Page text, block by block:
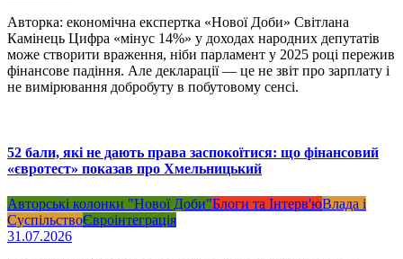
Авторка: економічна експертка «Нової Доби» Світлана
Камінець Цифра «мінус 14%» у доходах народних депутатів
може створити враження, ніби парламент у 2025 році пережив
фінансове падіння. Але декларації — це не звіт про зарплату і
не вимірювання добробуту в побутовому сенсі.
52 бали, які не дають права заспокоїтися: що фінансовий
«євротест» показав про Хмельницький
Авторські колонки "Нової Доби"Блоги та Інтерв'юВлада і
СуспільствоЄвроінтеграція
31.07.2026